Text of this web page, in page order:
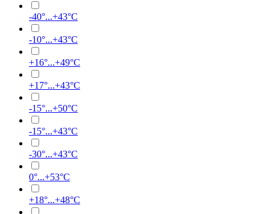
-40°...+43°C
-10°...+43°C
+16°...+49°C
+17°...+43°C
-15°...+50°C
-15°...+43°C
-30°...+43°C
0°...+53°C
+18°...+48°C